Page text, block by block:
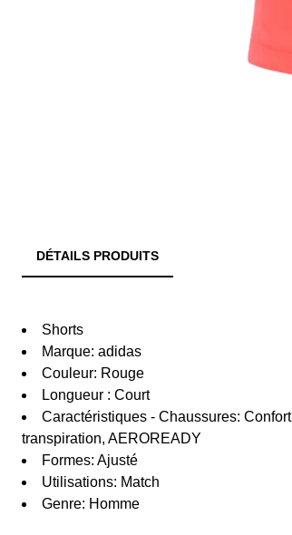
DÉTAILS PRODUITS
Shorts
Marque: adidas
Couleur: Rouge
Longueur : Court
Caractéristiques - Chaussures:
transpiration, AEROREADY
Formes: Ajusté
Utilisations: Match
Genre: Homme